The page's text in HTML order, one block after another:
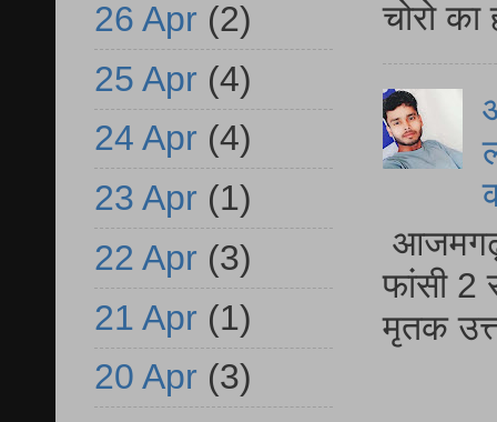
चोरो
आजमगढ़
फांसी 2
मृतक
26 Apr (2)
25 Apr (4)
24 Apr (4)
23 Apr (1)
22 Apr (3)
21 Apr (1)
20 Apr (3)